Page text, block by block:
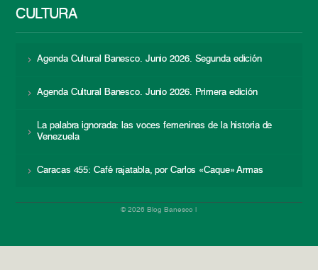
CULTURA
Agenda Cultural Banesco. Junio 2026. Segunda edición
Agenda Cultural Banesco. Junio 2026. Primera edición
La palabra ignorada: las voces femeninas de la historia de
Venezuela
Caracas 455: Café rajatabla, por Carlos «Caque» Armas
© 2026 Blog Banesco |